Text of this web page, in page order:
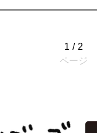
1 / 2
ページ